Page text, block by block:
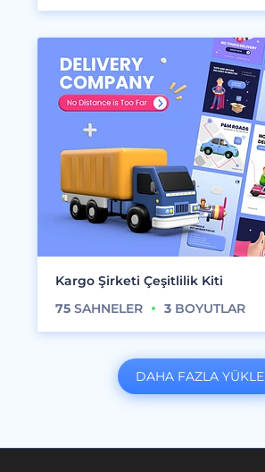
Kargo Şirketi Çeşitlilik Kiti
75 SAHNELER 3 BOYUTLAR
DAHA FAZLA YÜKLE